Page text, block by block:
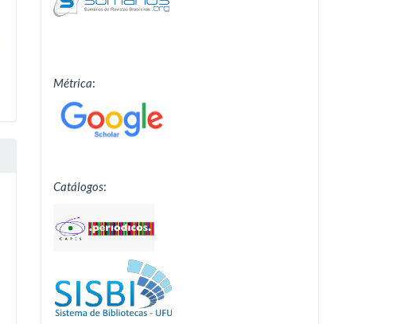
Métrica:
Catálogos: